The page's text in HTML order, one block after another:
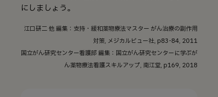
にしましょう。
江口研二 他 編集：支持・緩和薬物療法マスター がん治療の副作用
対策, メジカルビュー社, p83-84, 2011
国立がん研究センター看護部 編集：国立がん研究センターに学ぶが
ん薬物療法看護スキルアップ, 南江堂, p169, 2018